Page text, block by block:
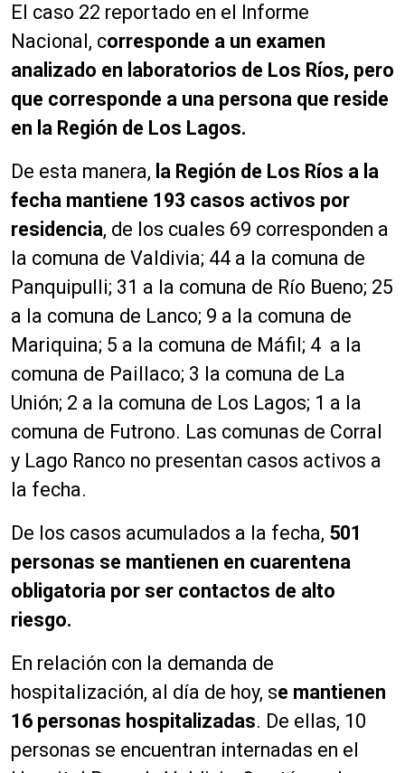
El caso 22 reportado en el Informe
Nacional, corresponde a un examen
analizado en laboratorios de Los Ríos, pero
que corresponde a una persona que reside
en la Región de Los Lagos.
De esta manera, la Región de Los Ríos a la
fecha mantiene 193 casos activos por
residencia, de los cuales 69 corresponden a
la comuna de Valdivia; 44 a la comuna de
Panquipulli; 31 a la comuna de Río Bueno; 25
a la comuna de Lanco; 9 a la comuna de
Mariquina; 5 a la comuna de Máfil; 4 a la
comuna de Paillaco; 3 la comuna de La
Unión; 2 a la comuna de Los Lagos; 1 a la
comuna de Futrono. Las comunas de Corral
y Lago Ranco no presentan casos activos a
la fecha.
De los casos acumulados a la fecha, 501
personas se mantienen en cuarentena
obligatoria por ser contactos de alto
riesgo.
En relación con la demanda de
hospitalización, al día de hoy, se mantienen
16 personas hospitalizadas. De ellas, 10
personas se encuentran internadas en el